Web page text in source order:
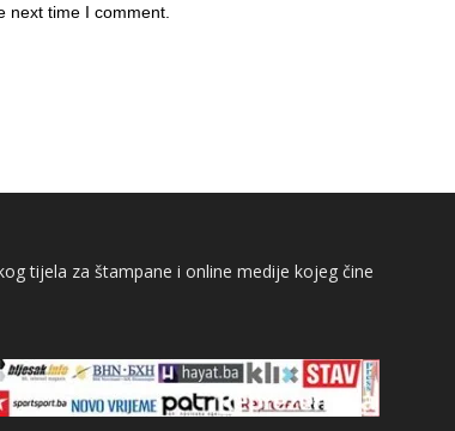
next time I comment.
tijela za štampane i online medije kojeg čine